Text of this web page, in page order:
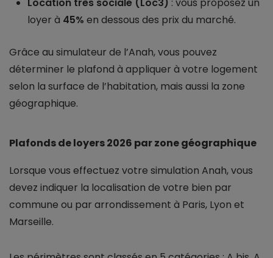
loyer à 45% en dessous des prix du marché.
Grâce au simulateur de l’Anah, vous pouvez
déterminer le plafond à appliquer à votre logement
selon la surface de l’habitation, mais aussi la zone
géographique.
Plafonds de loyers 2026 par zone géographique
Lorsque vous effectuez votre simulation Anah, vous
devez indiquer la localisation de votre bien par
commune ou par arrondissement à Paris, Lyon et
Marseille.